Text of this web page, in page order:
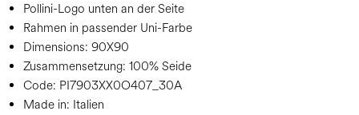
Pollini-Logo unten an der Seite
Rahmen in passender Uni-Farbe
Dimensions: 90X90
Zusammensetzung: 100% Seide
Code: PI7903XX0O407_30A
Made in: Italien